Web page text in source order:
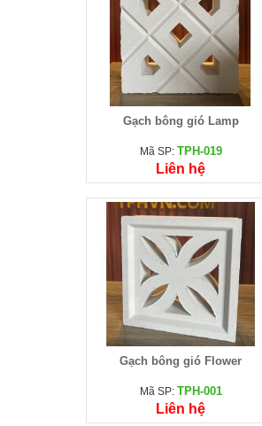
Gạch kính indo vân mờ
Mã SP: GKVM
43.000 đ 46.000 đ
Gạch bông gió Lamp
Mã SP: TPH-019
Liên hệ
Gạch bông gió Flower
Mã SP: TPH-001
Liên hệ